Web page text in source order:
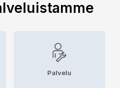
Palvelu